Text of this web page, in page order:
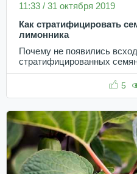
11:33 / 31 октября 2019
Как стратифицировать
лимонника
Почему не появились
стратифицированных
5